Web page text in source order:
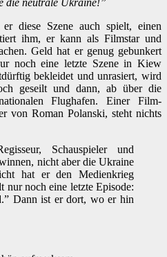
die neutrale Ukraine!”
diese Szene auch spielt, einen
ihm, er kann als Filmstar und
Geld hat er genug gebunkert
noch eine letzte Szene in Kiew
bekleidet und unrasiert, wird
geseilt und dann, ab über die
Flughafen. Einer Film-
von Roman Polanski, steht nichts
Schauspieler und
nicht aber die Ukraine
hat er den Medienkrieg
nur noch eine letzte Episode:
Dann ist er dort, wo er hin